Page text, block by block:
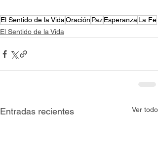
El Sentido de la VidaOración PazEsperanza La Fe
El Sentido de la Vida
Entradas recientes Ver todo